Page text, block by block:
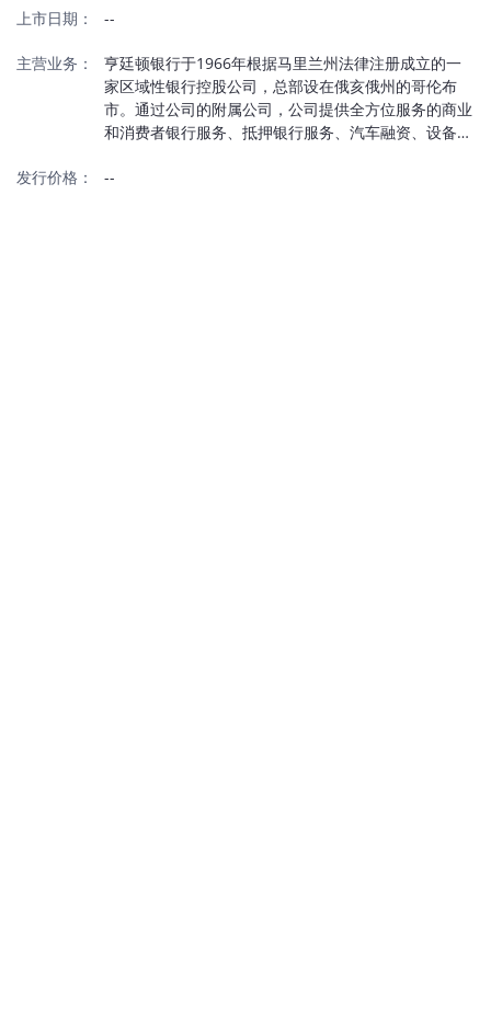
上市日期： --
主营业务：
亨廷顿银行于1966年根据马里兰州法律注册成立的一
家区域性银行控股公司，总部设在俄亥俄州的哥伦布
市。通过公司的附属公司，公司提供全方位服务的商业
和消费者银行服务、抵押银行服务、汽车融资、设备租
及金融产品和服务。
发行价格： --